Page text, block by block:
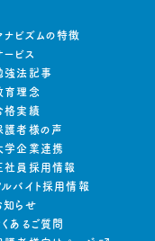
ナビズムの特徴
ービス
強法記事
育理念
格実績
護者様の声
学企業連携
社員採用情報
ルバイト採用情報
知らせ
くあるご質問